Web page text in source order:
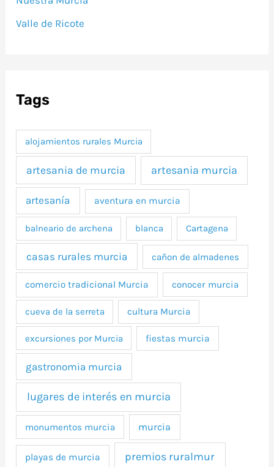
Valle de Ricote
Tags
alojamientos rurales Murcia
artesania de murcia artesania murcia
artesanía aventura en murcia
balneario de archena blanca Cartagena
casas rurales murcia cañon de almadenes
comercio tradicional Murcia conocer murcia
cueva de la serreta cultura Murcia
excursiones por Murcia fiestas murcia
gastronomia murcia
lugares de interés en murcia
monumentos murcia murcia
playas de murcia premios ruralmur